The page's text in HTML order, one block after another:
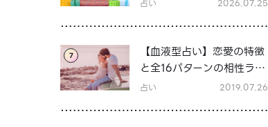
占い 2026.07.25
7
【血液型占い】恋愛の特徴
と全16パターンの相性ラン
キング＆シーン別の恋テク
占い 2019.07.26